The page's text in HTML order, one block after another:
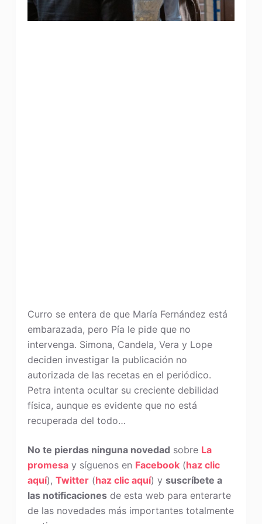
Curro se entera de que María Fernández está
embarazada, pero Pía le pide que no
intervenga. Simona, Candela, Vera y Lope
deciden investigar la publicación no
autorizada de las recetas en el periódico.
Petra intenta ocultar su creciente debilidad
física, aunque es evidente que no está
recuperada del todo…
No te pierdas ninguna novedad sobre La
promesay síguenos en Facebook(haz clic
aquí), Twitter(haz clic aquí) y suscríbete a
las notificacionesde esta web para enterarte
de las novedades más importantes totalmente